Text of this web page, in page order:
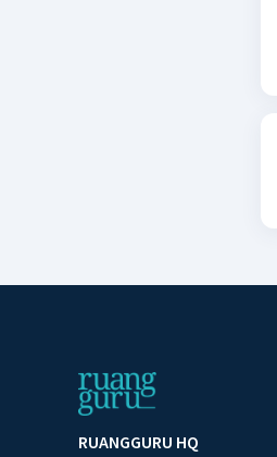
RUANGGURU HQ